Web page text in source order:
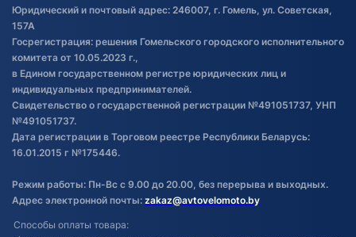
Обработка файлов cookie
Постановка транспорта на учет
Обновления в ЭПТС 2024
Юридический и почтовый адрес: 246007, г. Гомель, ул. Советская,
157А
Госрегистрация: решения Гомельского городского исполнительного
комитета от 10.05.2023 г.,
в Едином государственном регистре юридических лиц и
индивидуальных предпринимателей.
Свидетельство о государственной регистрации №491051737, УНП
№491051737.
Дата регистрации в Торговом реестре Республики Беларусь:
16.01.2015 г №175446.
Режим работы: Пн-Вс с 9.00 до 20.00, без перерыва и выходных.
Адрес электронной почты: zakaz@avtovelomoto.by
Способы оплаты товара: